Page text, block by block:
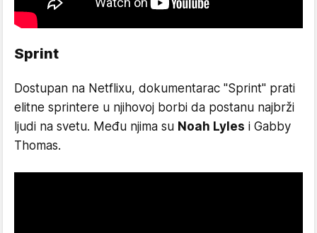
Sprint
Dostupan na Netflixu, dokumentarac "Sprint" prati
elitne sprintere u njihovoj borbi da postanu najbrži
ljudi na svetu. Među njima su Noah Lyles i Gabby
Thomas.